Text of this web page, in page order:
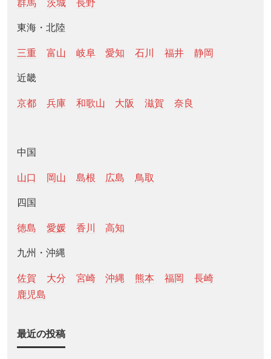
群馬
茨城 長野
東海・北陸
三重 富山 岐阜 愛知 石川 福井 静岡
近畿
京都 兵庫 和歌山 大阪 滋賀 奈良
中国
山口 岡山 島根 広島 鳥取
四国
徳島 愛媛 香川 高知
九州・沖縄
佐賀 大分 宮崎 沖縄 熊本 福岡
長崎
鹿児島
最近の投稿